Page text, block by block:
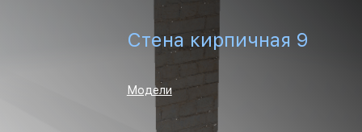
Стена кирпичная 9
Модели